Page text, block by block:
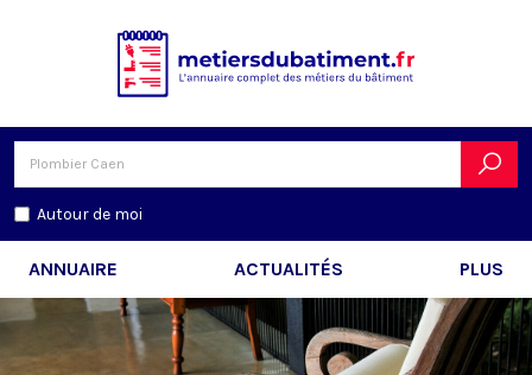
Autour de moi
ANNUAIRE ACTUALITÉS PLUS